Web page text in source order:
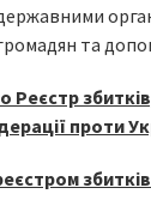
та
Реєстр
проти